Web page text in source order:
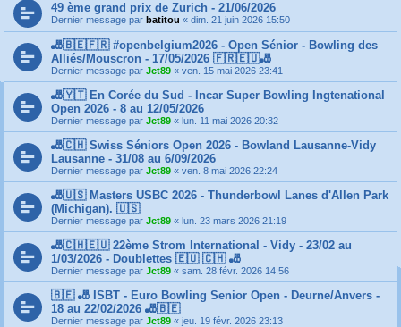
49 ème grand prix de Zurich - 21/06/2026
Dernier message par batitou « dim. 21 juin 2026 15:50
🎳🇧🇪🇫🇷 #openbelgium2026 - Open Sénior - Bowling des
Alliés/Mouscron - 17/05/2026 🇫🇷🇪🇺🎳
Dernier message par Jct89 « ven. 15 mai 2026 23:41
🎳🇾🇹 En Corée du Sud - Incar Super Bowling Ingtenational
Open 2026 - 8 au 12/05/2026
Dernier message par Jct89 « lun. 11 mai 2026 20:32
🎳🇨🇭 Swiss Séniors Open 2026 - Bowland Lausanne-Vidy
Lausanne - 31/08 au 6/09/2026
Dernier message par Jct89 « ven. 8 mai 2026 22:24
🎳🇺🇸 Masters USBC 2026 - Thunderbowl Lanes d'Allen Park
(Michigan). 🇺🇸
Dernier message par Jct89 « lun. 23 mars 2026 21:19
🎳🇨🇭🇪🇺 22ème Strom International - Vidy - 23/02 au
1/03/2026 - Doublettes 🇪🇺 🇨🇭 🎳
Dernier message par Jct89 « sam. 28 févr. 2026 14:56
🇧🇪 🎳 ISBT - Euro Bowling Senior Open - Deurne/Anvers -
18 au 22/02/2026 🎳🇧🇪
Dernier message par Jct89 « jeu. 19 févr. 2026 23:13